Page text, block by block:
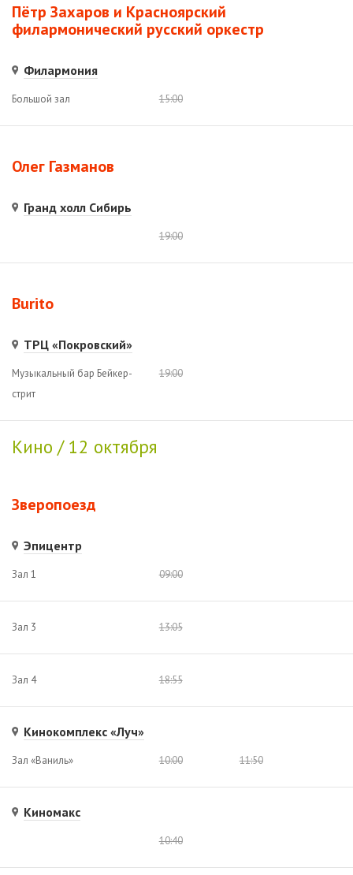
Пётр Захаров и Красноярский
филармонический русский оркестр
Филармония
Большой зал 15:00
Олег Газманов
Гранд холл Сибирь
19:00
Burito
ТРЦ «Покровский»
Музыкальный бар Бейкер-
стрит
19:00
Кино / 12 октября
Зверопоезд
Эпицентр
Зал 1 09:00
Зал 3 13:05
Зал 4 18:55
Кинокомплекс «Луч»
Зал «Ваниль» 10:00 11:50
Киномакс
10:40